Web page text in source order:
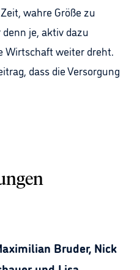
wahre Größe zu
je, aktiv dazu
Wirtschaft weiter dreht.
dass die Versorgung
Bruder, Nick